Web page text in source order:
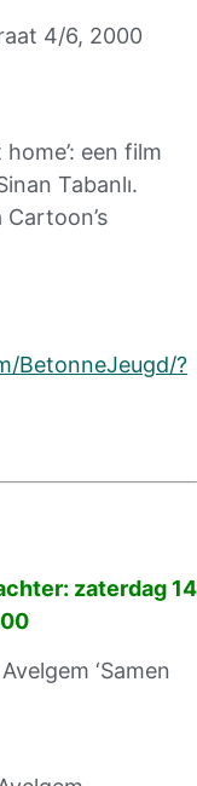
4/6, 2000
een film
Tabanlı.
BetonneJeugd/?
: zaterdag 14
‘Samen